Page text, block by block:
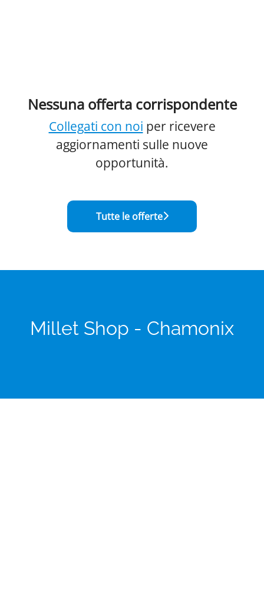
Nessuna offerta corrispondente
Collegati con noi per ricevere
aggiornamenti sulle nuove
opportunità.
Tutte le offerte
Millet Shop - Chamonix